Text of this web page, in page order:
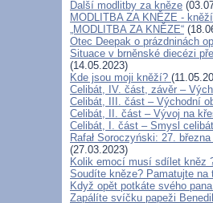
Další modlitby za kněze
MODLITBA ZA KNĚZE -
„MODLITBA ZA KNĚZE“
Otec Deepak o prázdninách
Situace v brněnské diecézi
(14.05.2023)
Kde jsou moji kněží?
Celibát, IV. část, závěr –
Celibát, III. část – Východní
Celibát, II. část – Vývoj na
Celibát, I. část – Smysl
Rafał Soroczyński: 27.
(27.03.2023)
Kolik emocí musí sdílet kněz
Soudíte kněze? Pamatujte
Když opět potkáte svého
Zapálíte svíčku papeži